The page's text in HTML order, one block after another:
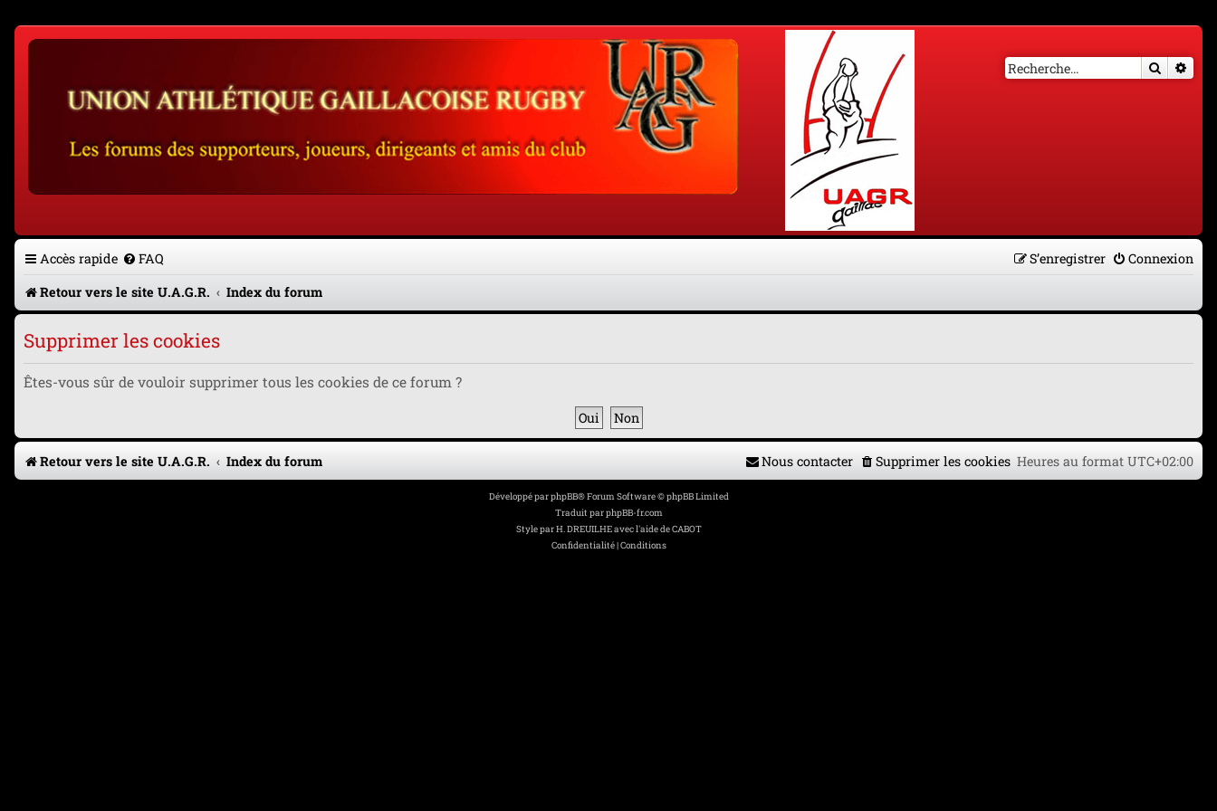
Accès rapide FAQ Connexion
S’enregistrer
Retour vers le site U.A.G.R.
Index du forum
Supprimer les cookies
Êtes-vous sûr de vouloir supprimer tous les cookies de ce forum ?
Retour vers le site U.A.G.R. Index du forum Heures au format UTC+02:00
Supprimer les cookies
Nous contacter
Développé parphpBB® Forum Software © phpBB Limited
Traduit parphpBB-fr.com
Style parH. DREUILHE avec l'aide de CABOT
Confidentialité|Conditions